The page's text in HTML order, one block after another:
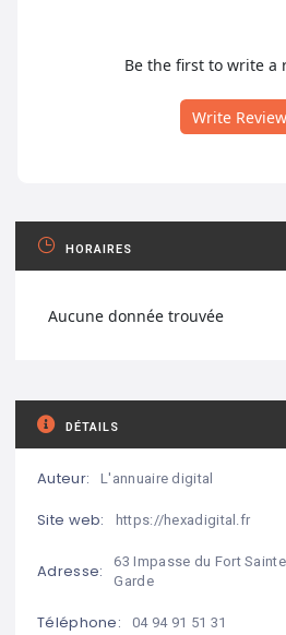
Be the first to write a
Write Review
HORAIRES
Aucune donnée trouvée
DÉTAILS
Auteur: L'annuaire digital
Site web: https://hexadigital.fr
Adresse:
63 Impasse du Fort
Garde
Téléphone: 04 94 91 51 31